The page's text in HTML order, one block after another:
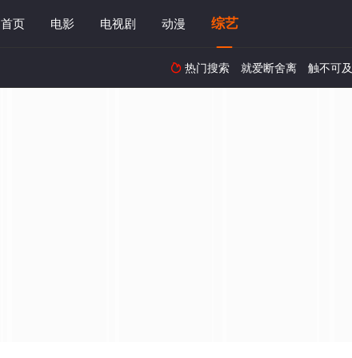
首页 电影 电视剧 动漫 综艺
 热门搜索 就爱断舍离 触不可及